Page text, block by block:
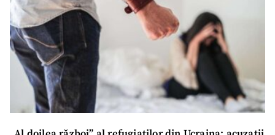
CONTACT SURSĂ
Sursă anonimă
Nume+ Numele meu
Email + Emailul meu
Telefon
+ Telefon personal